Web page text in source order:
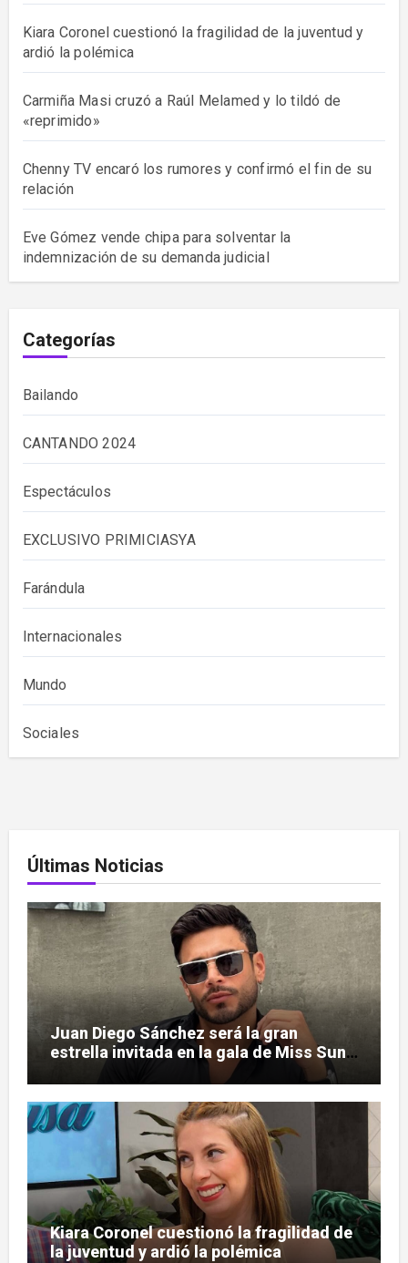
Kiara Coronel cuestionó la fragilidad de la juventud y
ardió la polémica
Carmiña Masi cruzó a Raúl Melamed y lo tildó de
«reprimido»
Chenny TV encaró los rumores y confirmó el fin de su
relación
Eve Gómez vende chipa para solventar la
indemnización de su demanda judicial
Categorías
Bailando
CANTANDO 2024
Espectáculos
EXCLUSIVO PRIMICIASYA
Farándula
Internacionales
Mundo
Sociales
Últimas Noticias
Juan Diego Sánchez será la gran
estrella invitada en la gala de Miss Sun
Kiara Coronel cuestionó la fragilidad de
la juventud y ardió la polémica